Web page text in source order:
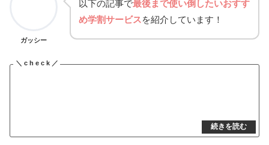
ガッシー
以下の記事で最後まで使い倒したいおすす
め学割サービスを紹介しています！